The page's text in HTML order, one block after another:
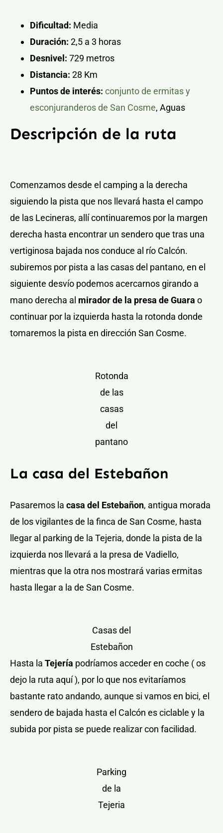
Dificultad: Media
Duración: 2,5 a 3 horas
Desnivel: 729 metros
Distancia: 28 Km
Puntos de interés: conjunto de ermitas y
esconjuranderos de San Cosme, Aguas
Descripción de la ruta
Comenzamos desde el camping a la derecha
siguiendo la pista que nos llevará hasta el campo
de las Lecineras, allí continuaremos por la margen
derecha hasta encontrar un sendero que tras una
vertiginosa bajada nos conduce al río Calcón.
subiremos por pista a las casas del pantano, en el
siguiente desvío podemos acercarnos girando a
mano derecha al mirador de la presa de Guara o
continuar por la izquierda hasta la rotonda donde
tomaremos la pista en dirección San Cosme.
Rotonda
de las
casas
del
pantano
La casa del Estebañon
Pasaremos la casa del Estebañon, antigua morada
de los vigilantes de la finca de San Cosme, hasta
llegar al parking de la Tejeria, donde la pista de la
izquierda nos llevará a la presa de Vadiello,
mientras que la otra nos mostrará varias ermitas
hasta llegar a la de San Cosme.
Casas del
Estebañon
Hasta la Tejería podríamos acceder en coche ( os
dejo la ruta aquí ), por lo que nos evitaríamos
bastante rato andando, aunque si vamos en bici, el
sendero de bajada hasta el Calcón es ciclable y la
subida por pista se puede realizar con facilidad.
Parking
de la
Tejeria